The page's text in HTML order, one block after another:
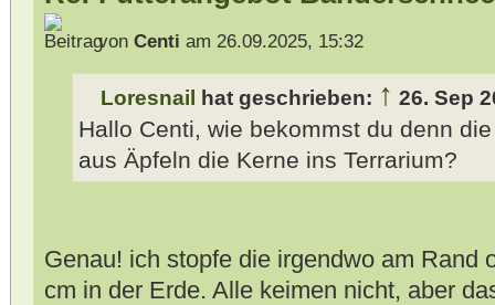
von Centi am 26.09.2025, 15:32
Loresnail hat geschrieben: ↑ 26. Sep
Hallo Centi, wie bekommst du denn
aus Äpfeln die Kerne ins Terrarium?
Genau! ich stopfe die irgendwo am Rand
cm in der Erde. Alle keimen nicht, aber